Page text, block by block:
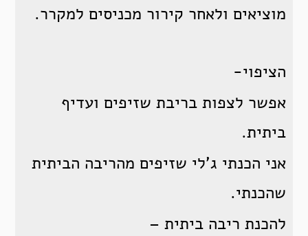
מוציאים ולאחר קירור מכניסים למקרר.
הציפוי-
אפשר לצפות בריבת שזיפים ועדיף
ביתית.
אני הכנתי ג'לי שזיפים מהריבה הביתית
שהכנתי.
להכנת ריבה ביתית –